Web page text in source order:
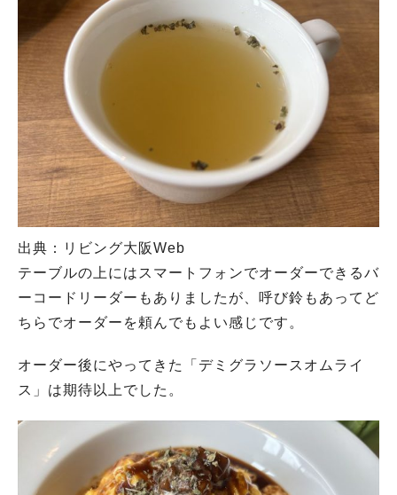
出典：リビング大阪Web
テーブルの上にはスマートフォンでオーダーできるバ
ーコードリーダーもありましたが、呼び鈴もあってど
ちらでオーダーを頼んでもよい感じです。
オーダー後にやってきた「デミグラソースオムライ
ス」は期待以上でした。